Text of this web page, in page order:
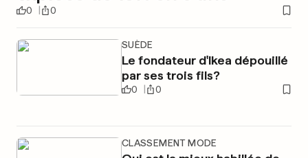
0 0
SUÈDE
Le fondateur d'Ikea dépouillé
par ses trois fils?
0 0
CLASSEMENT MODE